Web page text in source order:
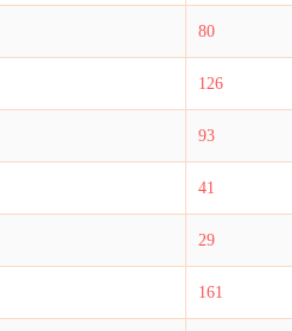
80
126
93
41
29
161